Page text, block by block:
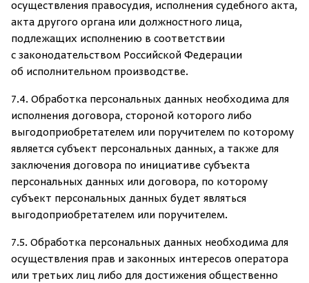
осуществления правосудия, исполнения судебного акта,
акта другого органа или должностного лица,
подлежащих исполнению в соответствии
с законодательством Российской Федерации
об исполнительном производстве.
7.4. Обработка персональных данных необходима для
исполнения договора, стороной которого либо
выгодоприобретателем или поручителем по которому
является субъект персональных данных, а также для
заключения договора по инициативе субъекта
персональных данных или договора, по которому
субъект персональных данных будет являться
выгодоприобретателем или поручителем.
7.5. Обработка персональных данных необходима для
осуществления прав и законных интересов оператора
или третьих лиц либо для достижения общественно